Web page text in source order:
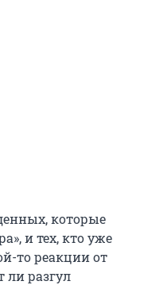
которые
и тех, кто уже
то реакции от
ли разгул